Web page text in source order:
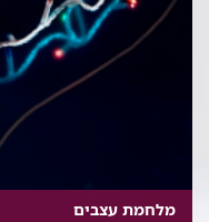
מלחמת עצבים